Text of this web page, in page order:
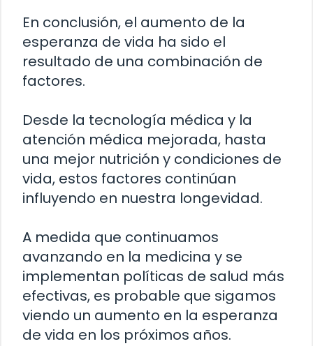
En conclusión, el aumento de la
esperanza de vida ha sido el
resultado de una combinación de
factores.
Desde la tecnología médica y la
atención médica mejorada, hasta
una mejor nutrición y condiciones de
vida, estos factores continúan
influyendo en nuestra longevidad.
A medida que continuamos
avanzando en la medicina y se
implementan políticas de salud más
efectivas, es probable que sigamos
viendo un aumento en la esperanza
de vida en los próximos años.